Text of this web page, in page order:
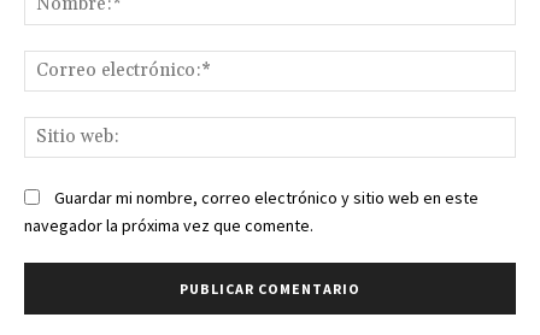
Guardar mi nombre, correo electrónico y sitio web en este
navegador la próxima vez que comente.